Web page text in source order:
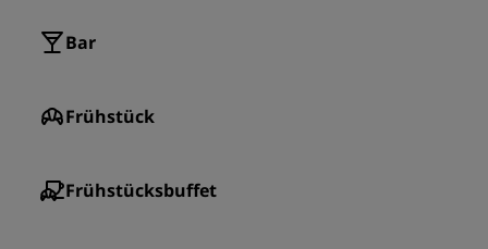
Bar
Frühstück
Frühstücksbuffet